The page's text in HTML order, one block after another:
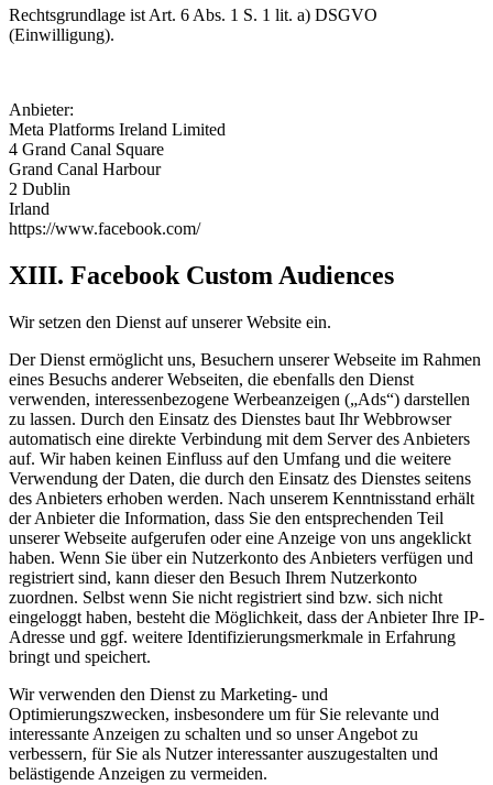
Rechtsgrundlage ist Art. 6 Abs. 1 S. 1 lit. a) DSGVO
(Einwilligung).
Anbieter:
Meta Platforms Ireland Limited
4 Grand Canal Square
Grand Canal Harbour
2 Dublin
Irland
https://www.facebook.com/
XIII. Facebook Custom Audiences
Wir setzen den Dienst auf unserer Website ein.
Der Dienst ermöglicht uns, Besuchern unserer Webseite im Rahmen
eines Besuchs anderer Webseiten, die ebenfalls den Dienst
verwenden, interessenbezogene Werbeanzeigen („Ads“) darstellen
zu lassen. Durch den Einsatz des Dienstes baut Ihr Webbrowser
automatisch eine direkte Verbindung mit dem Server des Anbieters
auf. Wir haben keinen Einfluss auf den Umfang und die weitere
Verwendung der Daten, die durch den Einsatz des Dienstes seitens
des Anbieters erhoben werden. Nach unserem Kenntnisstand erhält
der Anbieter die Information, dass Sie den entsprechenden Teil
unserer Webseite aufgerufen oder eine Anzeige von uns angeklickt
haben. Wenn Sie über ein Nutzerkonto des Anbieters verfügen und
registriert sind, kann dieser den Besuch Ihrem Nutzerkonto
zuordnen. Selbst wenn Sie nicht registriert sind bzw. sich nicht
eingeloggt haben, besteht die Möglichkeit, dass der Anbieter Ihre IP-
Adresse und ggf. weitere Identifizierungsmerkmale in Erfahrung
bringt und speichert.
Wir verwenden den Dienst zu Marketing- und
Optimierungszwecken, insbesondere um für Sie relevante und
interessante Anzeigen zu schalten und so unser Angebot zu
verbessern, für Sie als Nutzer interessanter auszugestalten und
belästigende Anzeigen zu vermeiden.